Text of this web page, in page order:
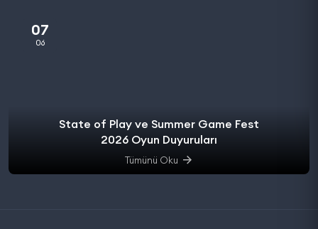
07
06
State of Play ve Summer Game Fest
2026 Oyun Duyuruları
Tümünü Oku